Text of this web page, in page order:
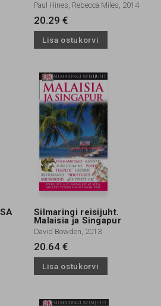
Paul Hines, Rebecca Miles, 2014
20.29 €
Lisa ostukorvi
Silmaringi reisijuht.
Malaisia ja Singapur
David Bowden, 2013
20.64 €
Lisa ostukorvi